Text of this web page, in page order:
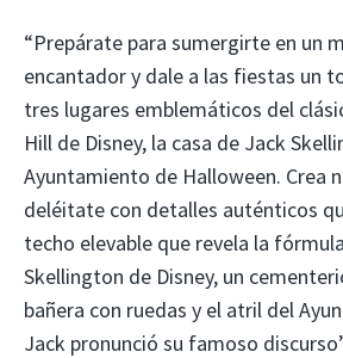
“Prepárate para sumergirte en un
encantador y dale a las fiestas un
tres lugares emblemáticos del
Hill de Disney, la casa de Jack
Ayuntamiento de Halloween. Crea
deléitate con detalles auténticos
techo elevable que revela la
Skellington de Disney, un
bañera con ruedas y el atril del
Jack pronunció su famoso